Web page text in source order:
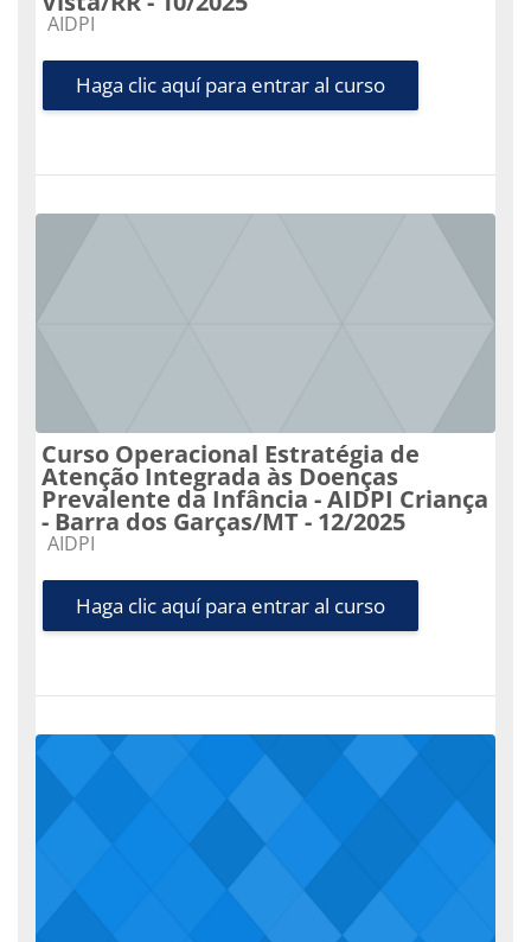
Categoría de cursos
AIDPI
Haga clic aquí para entrar al curso
Curso Operacional Estratégia de
Atenção Integrada às Doenças
Prevalente da Infância - AIDPI Criança
- Barra dos Garças/MT - 12/2025
Categoría de cursos
AIDPI
Haga clic aquí para entrar al curso